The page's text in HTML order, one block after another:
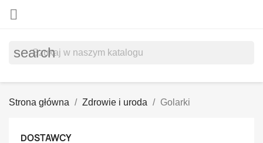

search
Strona główna Zdrowie i uroda Golarki
DOSTAWCY